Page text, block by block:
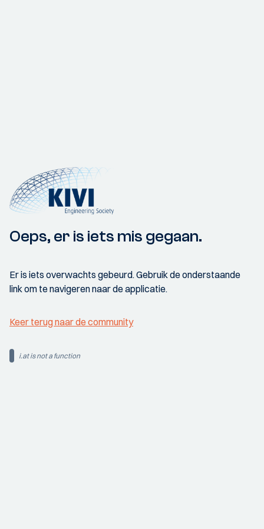
Oeps, er is iets mis gegaan.
Er is iets overwachts gebeurd. Gebruik de onderstaande
link om te navigeren naar de applicatie.
Keer terug naar de community
i.at is not a function